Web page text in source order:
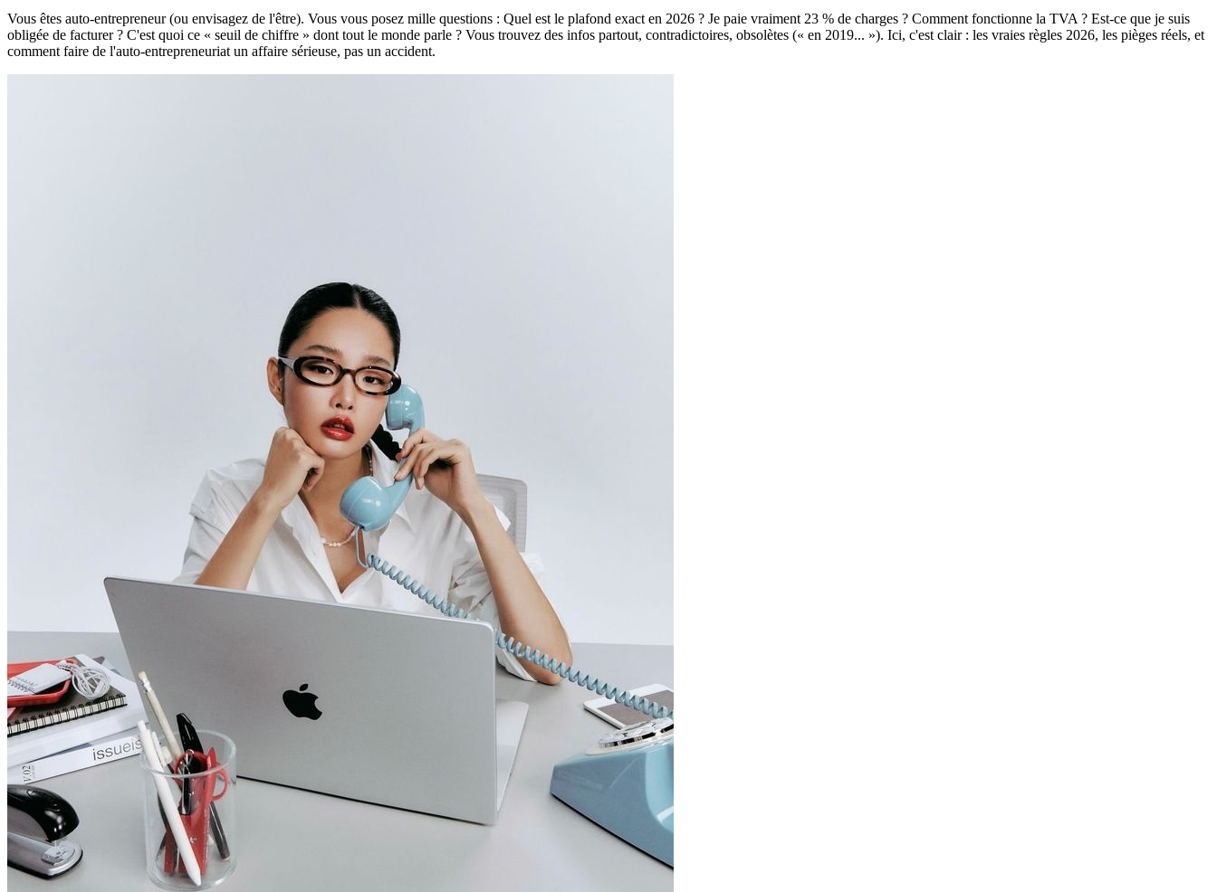
Vous êtes auto-entrepreneur (ou envisagez de l'être). Vous vous posez mille questions : Quel est le plafond exact en 2026 ? Je paie vraiment 23 % de charges ? Comment fonctionne la TVA ? Est-ce que je suis
obligée de facturer ? C'est quoi ce « seuil de chiffre » dont tout le monde parle ? Vous trouvez des infos partout, contradictoires, obsolètes (« en 2019... »). Ici, c'est clair : les vraies règles 2026, les pièges réels, et
comment faire de l'auto-entrepreneuriat un affaire sérieuse, pas un accident.